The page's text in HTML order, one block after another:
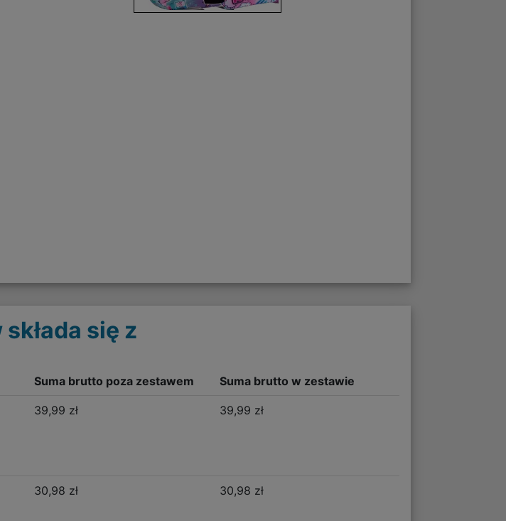
się z
Suma brutto poza zestawem Suma brutto w zestawie
39,99 zł 39,99 zł
30,98 zł 30,98 zł